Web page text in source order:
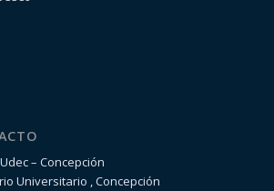
– Concepción
Universitario , Concepción